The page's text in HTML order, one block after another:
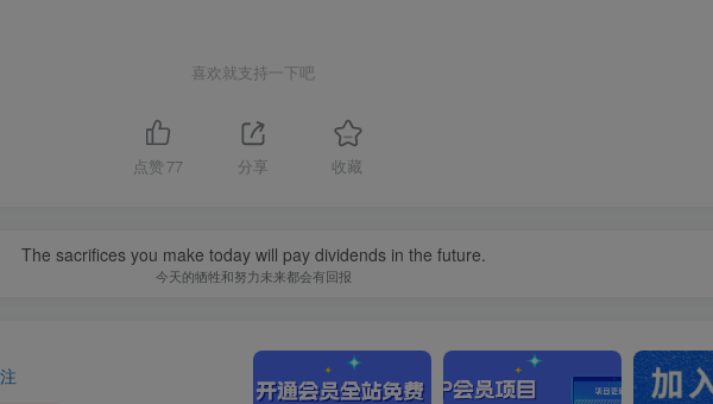
喜欢就支持一下吧
点赞 77 分享 收藏
The sacrifices you make today will pay dividends in the future.
今天的牺牲和努力未来都会有回报